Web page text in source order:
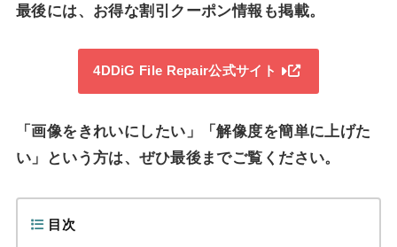
最後には、お得な割引クーポン情報も掲載。
4DDiG File Repair公式サイト
「画像をきれいにしたい」「解像度を簡単に上げた
い」という方は、ぜひ最後までご覧ください。
目次